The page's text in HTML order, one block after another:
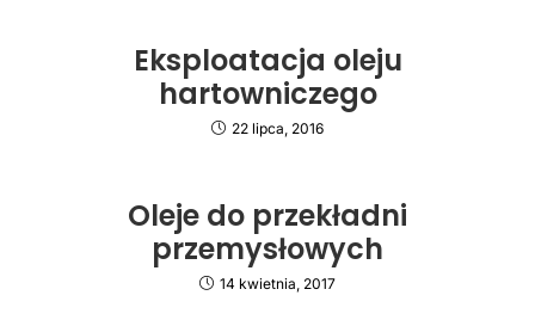
Eksploatacja oleju
hartowniczego
22 lipca, 2016
Oleje do przekładni
przemysłowych
14 kwietnia, 2017